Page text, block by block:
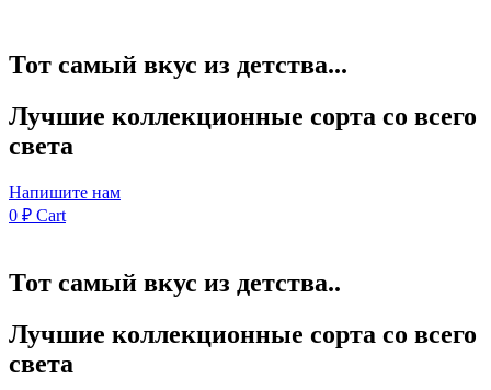
Тот самый вкус из детства...
Лучшие коллекционные сорта со всего
света
Напишите нам
0 ₽ Cart
Тот самый вкус из детства..
Лучшие коллекционные сорта со всего
света